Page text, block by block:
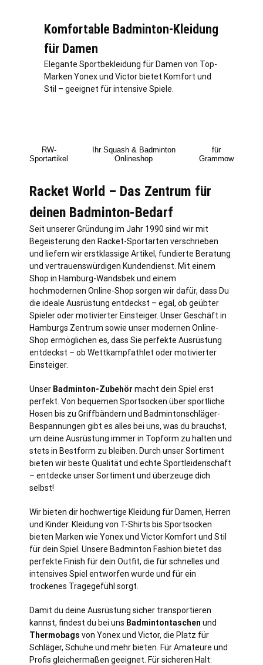
Komfortable Badminton-Kleidung
für Damen
Elegante Sportbekleidung für Damen von Top-
Marken Yonex und Victor bietet Komfort und
Stil – geeignet für intensive Spiele.
RW-
Sportartikel
Ihr Squash & Badminton
Onlineshop
für
Grammow
Racket World – Das Zentrum für
deinen Badminton-Bedarf
Seit unserer Gründung im Jahr 1990 sind wir mit
Begeisterung den Racket-Sportarten verschrieben
und liefern wir erstklassige Artikel, fundierte Beratung
und vertrauenswürdigen Kundendienst. Mit einem
Shop in Hamburg-Wandsbek und einem
hochmodernen Online-Shop sorgen wir dafür, dass Du
die ideale Ausrüstung entdeckst – egal, ob geübter
Spieler oder motivierter Einsteiger. Unser Geschäft in
Hamburgs Zentrum sowie unser modernen Online-
Shop ermöglichen es, dass Sie perfekte Ausrüstung
entdeckst – ob Wettkampfathlet oder motivierter
Einsteiger.
Unser Badminton-Zubehör macht dein Spiel erst
perfekt. Von bequemen Sportsocken über sportliche
Hosen bis zu Griffbändern und Badmintonschläger-
Bespannungen gibt es alles bei uns, was du brauchst,
um deine Ausrüstung immer in Topform zu halten und
stets in Bestform zu bleiben. Durch unser Sortiment
bieten wir beste Qualität und echte Sportleidenschaft
– entdecke unser Sortiment und überzeuge dich
selbst!
Wir bieten dir hochwertige Kleidung für Damen, Herren
und Kinder. Kleidung von T-Shirts bis Sportsocken
bieten Marken wie Yonex und Victor Komfort und Stil
für dein Spiel. Unsere Badminton Fashion bietet das
perfekte Finish für dein Outfit, die für schnelles und
intensives Spiel entworfen wurde und für ein
trockenes Tragegefühl sorgt.
Damit du deine Ausrüstung sicher transportieren
kannst, findest du bei uns Badmintontaschen und
Thermobags von Yonex und Victor, die Platz für
Schläger, Schuhe und mehr bieten. Für Amateure und
Profis gleichermaßen geeignet. Für sicheren Halt: